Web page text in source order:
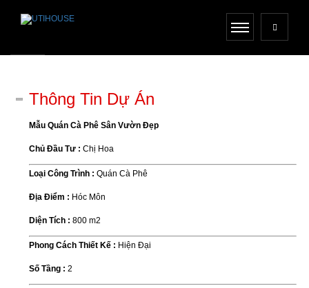
Thông Tin Dự Án
Mẫu Quán Cà Phê Sân Vườn Đẹp
Chủ Đầu Tư : Chị Hoa
Loại Công Trình : Quán Cà Phê
Địa Điểm : Hóc Môn
Diện Tích : 800 m2
Phong Cách Thiết Kế : Hiện Đại
Số Tầng : 2